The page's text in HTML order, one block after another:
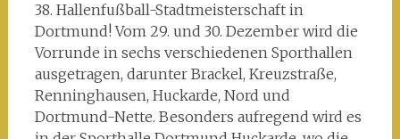
38. Hallenfußball-Stadtmeisterschaft in
Dortmund! Vom 29. und 30. Dezember wird die
Vorrunde in sechs verschiedenen Sporthallen
ausgetragen, darunter Brackel, Kreuzstraße,
Renninghausen, Huckarde, Nord und
Dortmund-Nette. Besonders aufregend wird es